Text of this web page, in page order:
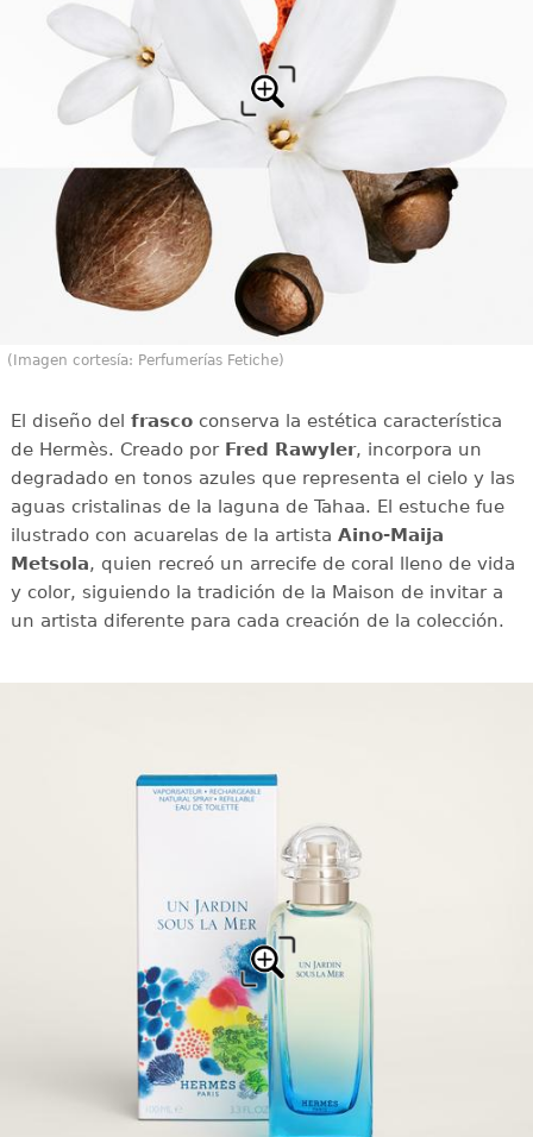
(Imagen cortesía: Perfumerías Fetiche)
El diseño del frascoconserva la estética característica
de Hermès. Creado por Fred Rawyler, incorpora un
degradado en tonos azules que representa el cielo y las
aguas cristalinas de la laguna de Tahaa. El estuche fue
ilustrado con acuarelas de la artista Aino-Maija
Metsola, quien recreó un arrecife de coral lleno de vida
y color, siguiendo la tradición de la Maison de invitar a
un artista diferente para cada creación de la colección.